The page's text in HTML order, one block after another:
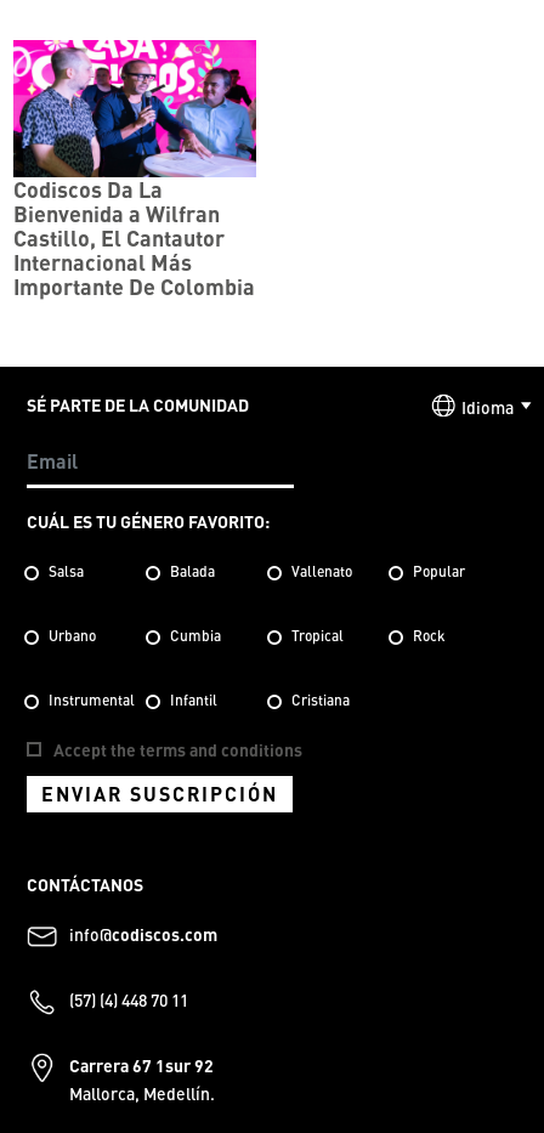
Codiscos Da La
Bienvenida a Wilfran
Castillo, El Cantautor
Internacional Más
Importante De Colombia
SÉ PARTE DE LA COMUNIDAD
CUÁL ES TU GÉNERO FAVORITO:
Salsa Balada Vallenato Popular
Urbano Cumbia Tropical Rock
Instrumental Infantil Cristiana
Accept the terms and conditions
ENVIAR SUSCRIPCIÓN
CONTÁCTANOS
info@codiscos.com
(57) (4) 448 70 11
Carrera 67 1sur 92
Mallorca, Medellín.
Idioma